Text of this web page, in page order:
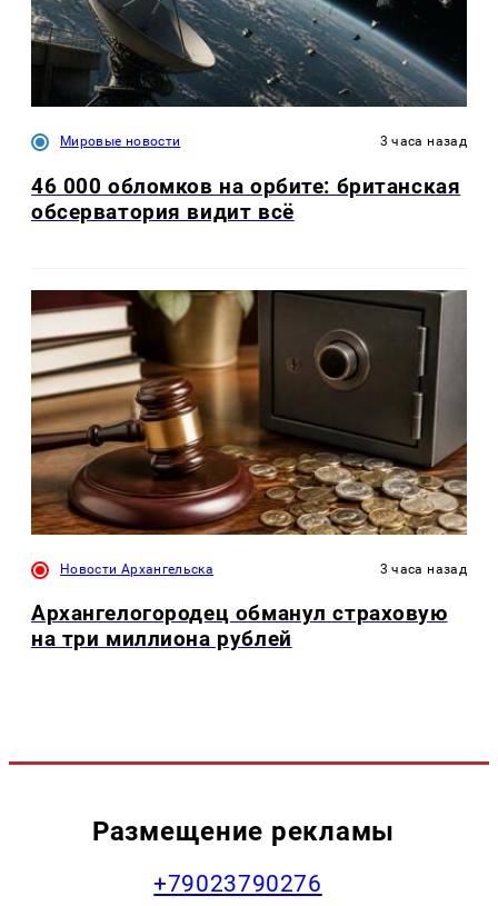
Мировые новости 3 часа назад
46 000 обломков на орбите: британская
обсерватория видит всё
Новости Архангельска 3 часа назад
Архангелогородец обманул страховую
на три миллиона рублей
Размещение рекламы
+79023790276